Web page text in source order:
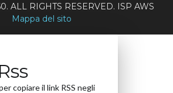
ALL RIGHTS RESERVED. ISP AWS
Mappa del sito
copiare il link RSS negli